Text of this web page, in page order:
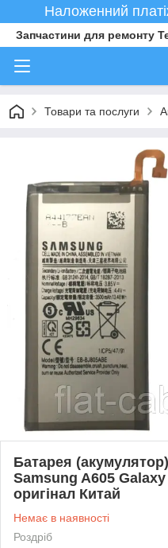
Наложенний
Запчастини для ремонту
Товари та послуги
Батарея
Samsung A605
оригінал Китай
Немає в наявності
Роздріб